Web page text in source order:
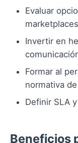
Evaluar
Invertir en
Formar al
normativa de
Definir SLA
Beneficios